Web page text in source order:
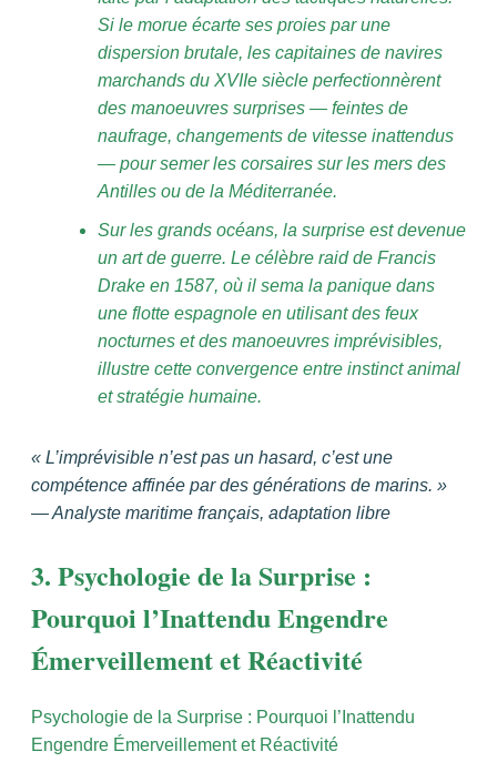
Si le morue écarte ses proies par une
dispersion brutale, les capitaines de navires
marchands du XVIIe siècle perfectionnèrent
des manoeuvres surprises — feintes de
naufrage, changements de vitesse inattendus
— pour semer les corsaires sur les mers des
Antilles ou de la Méditerranée.
Sur les grands océans, la surprise est devenue
un art de guerre. Le célèbre raid de Francis
Drake en 1587, où il sema la panique dans
une flotte espagnole en utilisant des feux
nocturnes et des manoeuvres imprévisibles,
illustre cette convergence entre instinct animal
et stratégie humaine.
« L’imprévisible n’est pas un hasard, c’est une
compétence affinée par des générations de marins. »
— Analyste maritime français, adaptation libre
3. Psychologie de la Surprise :
Pourquoi l’Inattendu Engendre
Émerveillement et Réactivité
Psychologie de la Surprise : Pourquoi l’Inattendu
Engendre Émerveillement et Réactivité